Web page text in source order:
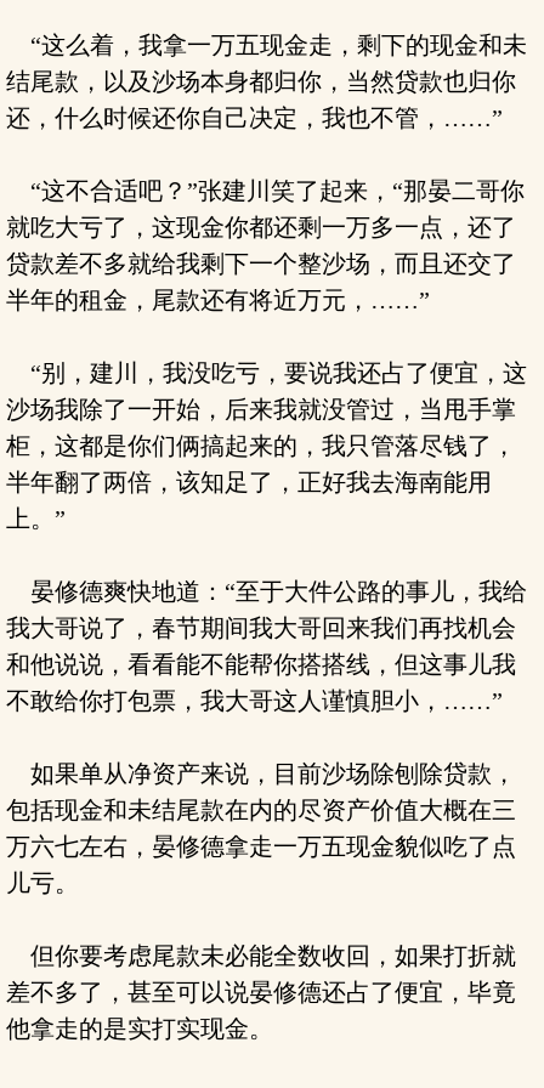
“这么着，我拿一万五现金走，剩下的现金和未
结尾款，以及沙场本身都归你，当然贷款也归你
还，什么时候还你自己决定，我也不管，……”
“这不合适吧？”张建川笑了起来，“那晏二哥你
就吃大亏了，这现金你都还剩一万多一点，还了
贷款差不多就给我剩下一个整沙场，而且还交了
半年的租金，尾款还有将近万元，……”
“别，建川，我没吃亏，要说我还占了便宜，这
沙场我除了一开始，后来我就没管过，当甩手掌
柜，这都是你们俩搞起来的，我只管落尽钱了，
半年翻了两倍，该知足了，正好我去海南能用
上。”
晏修德爽快地道：“至于大件公路的事儿，我给
我大哥说了，春节期间我大哥回来我们再找机会
和他说说，看看能不能帮你搭搭线，但这事儿我
不敢给你打包票，我大哥这人谨慎胆小，……”
如果单从净资产来说，目前沙场除刨除贷款，
包括现金和未结尾款在内的尽资产价值大概在三
万六七左右，晏修德拿走一万五现金貌似吃了点
儿亏。
但你要考虑尾款未必能全数收回，如果打折就
差不多了，甚至可以说晏修德还占了便宜，毕竟
他拿走的是实打实现金。